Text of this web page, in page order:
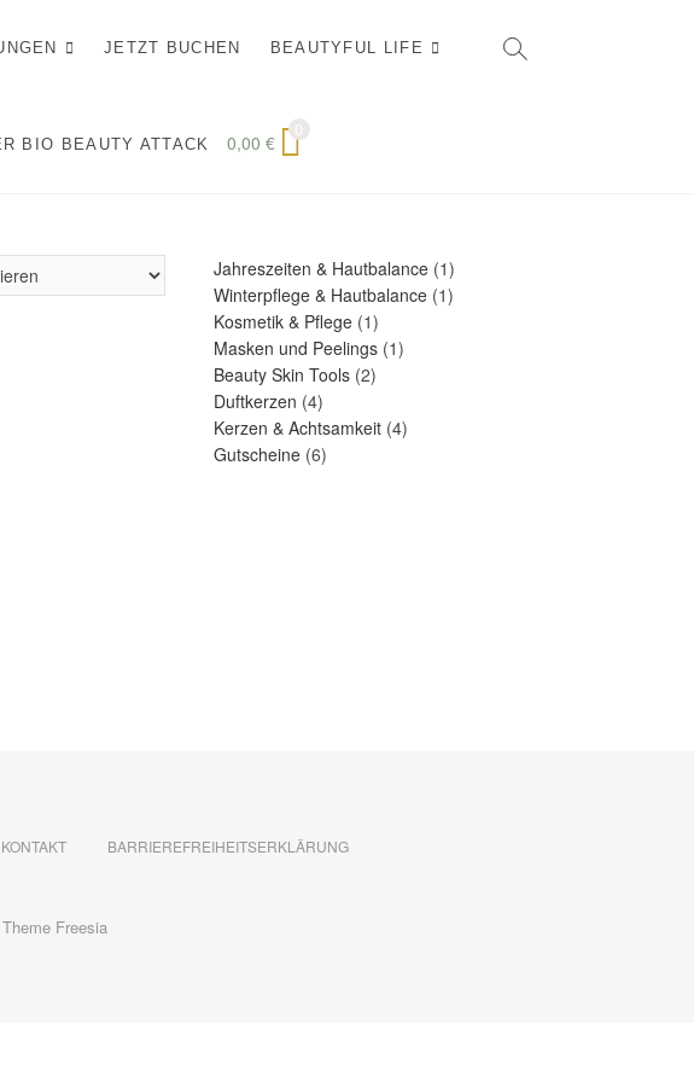
JETZT BUCHEN BEAUTYFUL LIFE
BIO BEAUTY ATTACK 0,00 €
Jahreszeiten & Hautbalance 11
Produkt
Winterpflege & Hautbalance 11
Kosmetik & Pflege 11
Produkt
Masken und Peelings 11
Beauty Skin Tools 22
Duftkerzen 44
Produkte
Kerzen & Achtsamkeit 44
Gutscheine 66
KONTAKT BARRIEREFREIHEITSERKLÄRUNG
Theme Freesia